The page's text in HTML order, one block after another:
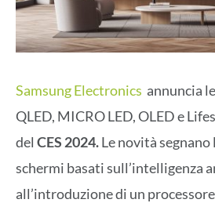
Samsung Electronics annuncia
QLED, MICRO LED, OLED e
del CES 2024.Le novità segnano
schermi basati sull’intelligenza
all’introduzione di un